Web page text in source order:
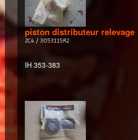
piston distributeur relevage
ZC4 / 3053115R2
IH 353-383